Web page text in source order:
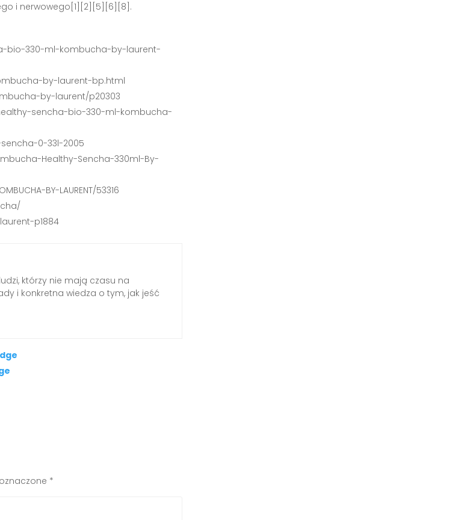
i nerwowego[1][2][5][6][8].
bio-330-ml-kombucha-by-laurent-
by-laurent-bp.html
by-laurent/p20303
sencha-bio-330-ml-kombucha-
0-33l-2005
Healthy-Sencha-330ml-By-
BY-LAURENT/53316
p1884
którzy nie mają czasu na
i konkretna wiedza o tym, jak jeść
*